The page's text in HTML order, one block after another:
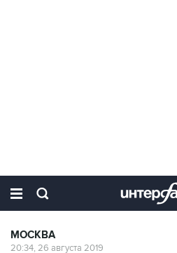
МОСКВА
20:34, 26 августа 2019